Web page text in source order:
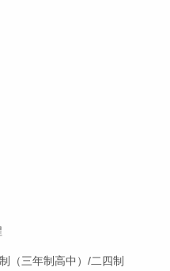
（三年制高中）/二四制